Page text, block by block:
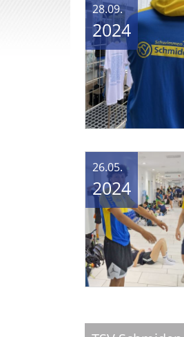
28.09.
2024
26.05.
2024